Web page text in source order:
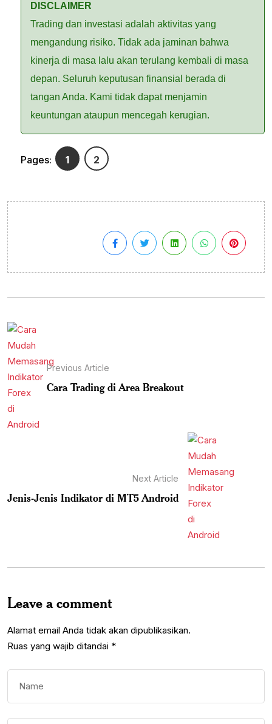
DISCLAIMER
Trading dan investasi adalah aktivitas yang
mengandung risiko. Tidak ada jaminan bahwa
kinerja di masa lalu akan terulang kembali di masa
depan. Seluruh keputusan finansial berada di
tangan Anda. Kami tidak dapat menjamin
keuntungan ataupun mencegah kerugian.
Pages: 1 2
Previous Article
Cara Trading di Area Breakout
Next Article
Jenis-Jenis Indikator di MT5 Android
Leave a comment
Alamat email Anda tidak akan dipublikasikan.
Ruas yang wajib ditandai *